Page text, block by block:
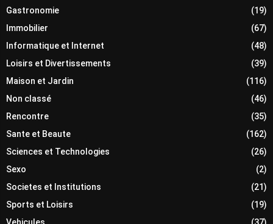
Gastronomie
(19)
Immobilier
(67)
Informatique et Internet
(48)
Loisirs et Divertissements
(39)
Maison et Jardin
(116)
Non classé
(46)
Rencontre
(35)
Sante et Beaute
(162)
Sciences et Technologies
(26)
Sexo
(2)
Societes et Institutions
(21)
Sports et Loisirs
(19)